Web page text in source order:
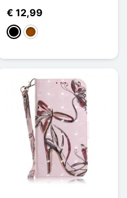
€ 12,99
ZwartBruin